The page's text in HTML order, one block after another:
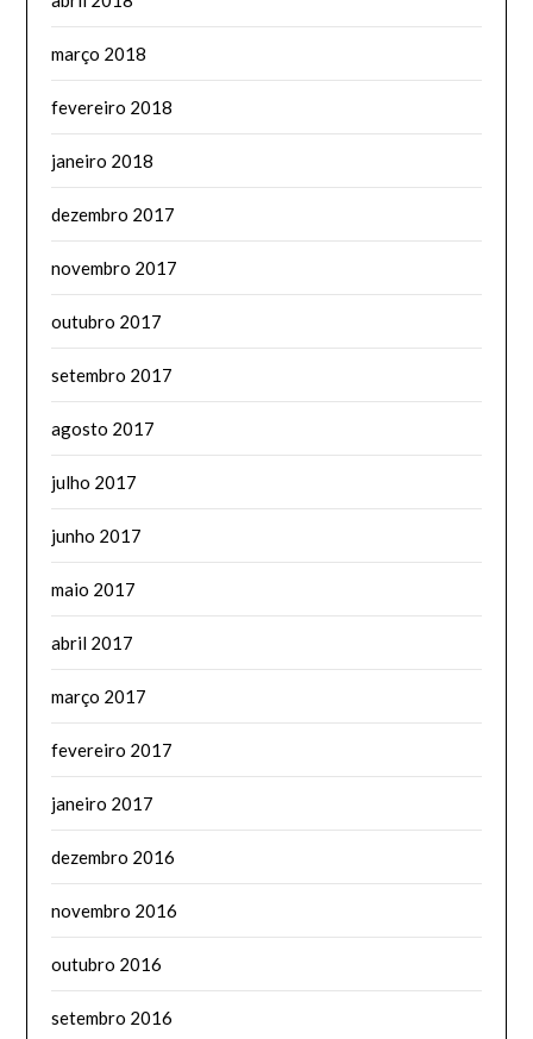
março 2018
fevereiro 2018
janeiro 2018
dezembro 2017
novembro 2017
outubro 2017
setembro 2017
agosto 2017
julho 2017
junho 2017
maio 2017
abril 2017
março 2017
fevereiro 2017
janeiro 2017
dezembro 2016
novembro 2016
outubro 2016
setembro 2016